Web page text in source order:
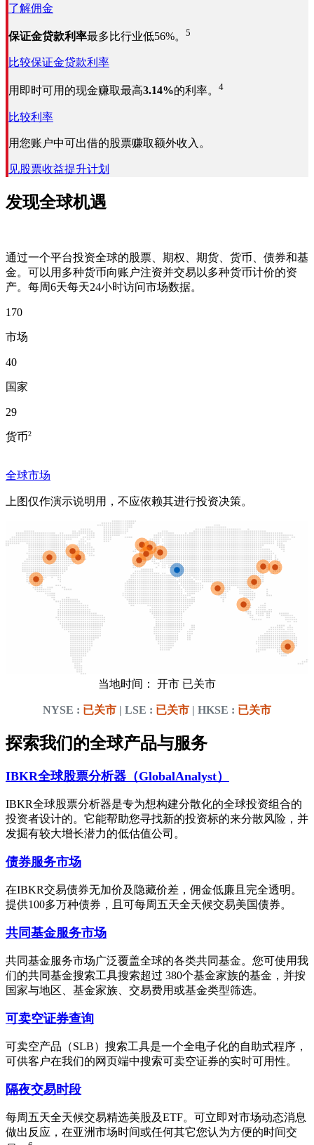
了解佣金
保证金贷款利率最多比行业低56%。 5
比较保证金贷款利率
用即时可用的现金赚取最高3.14%的利率。 4
比较利率
用您账户中可出借的股票赚取额外收入。
见股票收益提升计划
发现全球机遇
通过一个平台投资全球的股票、期权、期货、货币、债券和基
金。可以用多种货币向账户注资并交易以多种货币计价的资
产。每周6天每天24小时访问市场数据。
170
市场
40
国家
29
货币2
全球市场
上图仅作演示说明用，不应依赖其进行投资决策。
当地时间： 开市 已关市
NYSE : 已关市 | LSE : 已关市 | HKSE : 已关市
探索我们的全球产品与服务
IBKR全球股票分析器（GlobalAnalyst）
IBKR全球股票分析器是专为想构建分散化的全球投资组合的
投资者设计的。它能帮助您寻找新的投资标的来分散风险，并
发掘有较大增长潜力的低估值公司。
债券服务市场
在IBKR交易债券无加价及隐藏价差，佣金低廉且完全透明。
提供100多万种债券，且可每周五天全天候交易美国债券。
共同基金服务市场
共同基金服务市场广泛覆盖全球的各类共同基金。您可使用我
们的共同基金搜索工具搜索超过 380个基金家族的基金，并按
国家与地区、基金家族、交易费用或基金类型筛选。
可卖空证券查询
可卖空产品（SLB）搜索工具是一个全电子化的自助式程序，
可供客户在我们的网页端中搜索可卖空证券的实时可用性。
隔夜交易时段
每周五天全天候交易精选美股及ETF。可立即对市场动态消息
做出反应，在亚洲市场时间或任何其它您认为方便的时间交